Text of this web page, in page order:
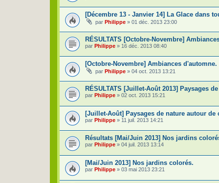
[Décembre 13 - Janvier 14] La Glace dans
par Philippe » 01 déc. 2013 23:00
RÉSULTATS [Octobre-Novembre]
par Philippe » 16 déc. 2013 08:40
[Octobre-Novembre] Ambiances d'automne.
par Philippe » 04 oct. 2013 13:21
RÉSULTATS [Juillet-Août 2013] Paysages
par Philippe » 02 oct. 2013 15:21
[Juillet-Août] Paysages de nature autour de
par Philippe » 11 juil. 2013 14:21
Résultats [Mai/Juin 2013] Nos jardins
par Philippe » 04 juil. 2013 13:14
[Mai/Juin 2013] Nos jardins colorés.
par Philippe » 03 mai 2013 23:21